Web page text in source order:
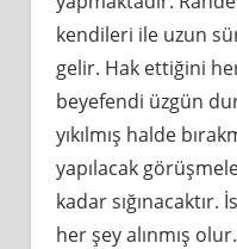
kendileri ile uzun
gelir. Hak ettiğini
beyefendi üzgün
yıkılmış halde
yapılacak
kadar
her şey alınmış